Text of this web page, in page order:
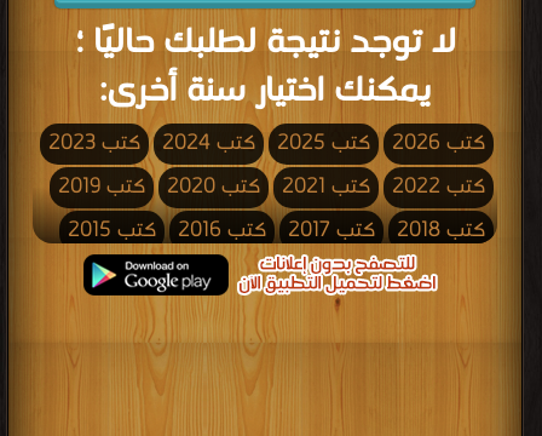
لا توجد نتيجة لطلبك حاليًا ؛
يمكنك اختيار سنة أخرى:
كتب 2026 كتب 2025 كتب 2024
كتب 2023
كتب 2022
كتب 2021 كتب 2020
كتب 2019
كتب 2018
كتب 2017 كتب 2016
كتب 2015
كتب 2013 كتب 2012
كتب 2011
كتب 2009 كتب 2008
كتب 2006
كتب 2005 كتب 2004
كتب 2003
كتب 2000